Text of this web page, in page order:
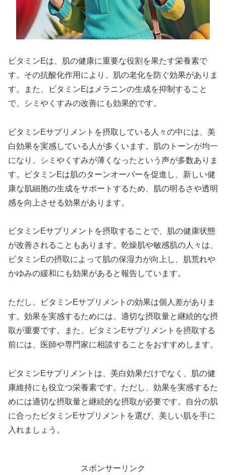
ビタミンEは、肌の健康に重要な役割を果たす栄養素で
す。その抗酸化作用により、肌の老化を防ぐ効果がありま
す。また、ビタミンEはメラニンの生成を抑制すること
で、シミやくすみの改善にも効果的です。
ビタミンEサプリメントを摂取している人々の中には、美
白効果を実感している人が多くいます。肌のトーンが均一
になり、シミやくすみが薄くなったという声が多数ありま
す。ビタミンEは肌のターンオーバーを促進し、新しい健
康な肌細胞の生成をサポートするため、肌の明るさや透明
感を向上させる効果があります。
ビタミンEサプリメントを摂取することで、肌の健康状態
が改善されることもあります。乾燥肌や敏感肌の人々は、
ビタミンEの摂取によって肌の保湿力が向上し、肌荒れや
かゆみの緩和にも効果があると報告しています。
ただし、ビタミンEサプリメントの効果は個人差がありま
す。効果を実感するためには、適切な摂取量と継続的な摂
取が重要です。また、ビタミンEサプリメントを摂取する
前には、医師や専門家に相談することをおすすめします。
ビタミンEサプリメントは、美白効果だけでなく、肌の健
康維持にも役立つ栄養素です。ただし、効果を実感するた
めには適切な摂取量と継続的な摂取が必要です。自分の肌
に合ったビタミンEサプリメントを選び、美しい肌を手に
入れましょう。
スポンサーリンク